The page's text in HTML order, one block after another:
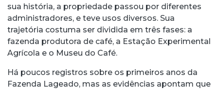
sua história, a propriedade passou por diferentes
administradores, e teve usos diversos. Sua
trajetória costuma ser dividida em três fases: a
fazenda produtora de café, a Estação Experimental
Agrícola e o Museu do Café.
Há poucos registros sobre os primeiros anos da
Fazenda Lageado, mas as evidências apontam que